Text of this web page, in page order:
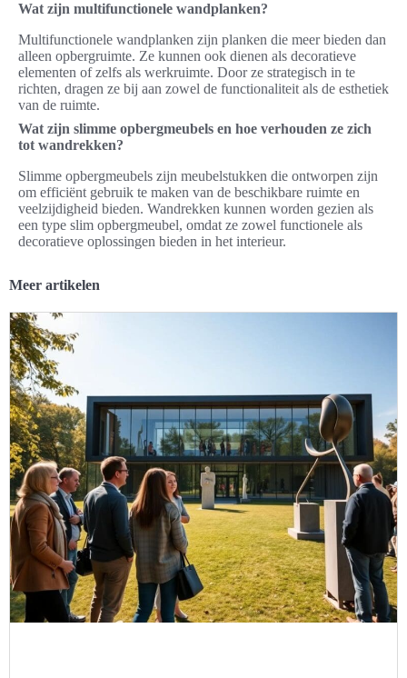
Wat zijn multifunctionele wandplanken?
Multifunctionele wandplanken zijn planken die meer bieden dan
alleen opbergruimte. Ze kunnen ook dienen als decoratieve
elementen of zelfs als werkruimte. Door ze strategisch in te
richten, dragen ze bij aan zowel de functionaliteit als de esthetiek
van de ruimte.
Wat zijn slimme opbergmeubels en hoe verhouden ze zich
tot wandrekken?
Slimme opbergmeubels zijn meubelstukken die ontworpen zijn
om efficiënt gebruik te maken van de beschikbare ruimte en
veelzijdigheid bieden. Wandrekken kunnen worden gezien als
een type slim opbergmeubel, omdat ze zowel functionele als
decoratieve oplossingen bieden in het interieur.
Meer artikelen